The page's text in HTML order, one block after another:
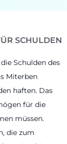
SCHULDEN
Schulden des
Miterben
haften. Das
für die
müssen.
die zum